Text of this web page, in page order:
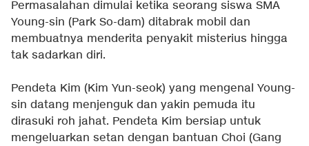
Permasalahan dimulai ketika seorang siswa SMA
Young-sin (Park So-dam) ditabrak mobil dan
membuatnya menderita penyakit misterius hingga
tak sadarkan diri.
Pendeta Kim (Kim Yun-seok) yang mengenal Young-
sin datang menjenguk dan yakin pemuda itu
dirasuki roh jahat. Pendeta Kim bersiap untuk
mengeluarkan setan dengan bantuan Choi (Gang